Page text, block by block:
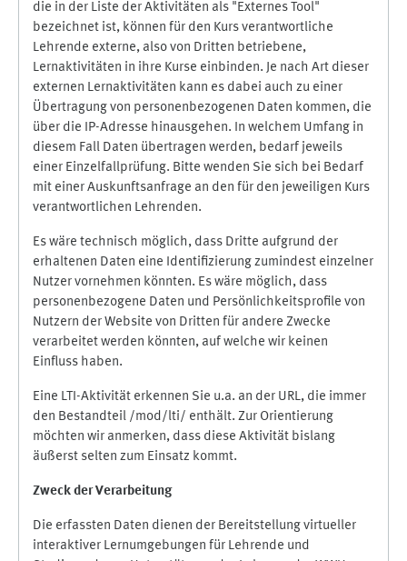
die in der Liste der Aktivitäten als "Externes Tool"
bezeichnet ist, können für den Kurs verantwortliche
Lehrende externe, also von Dritten betriebene,
Lernaktivitäten in ihre Kurse einbinden. Je nach Art dieser
externen Lernaktivitäten kann es dabei auch zu einer
Übertragung von personenbezogenen Daten kommen, die
über die IP-Adresse hinausgehen. In welchem Umfang in
diesem Fall Daten übertragen werden, bedarf jeweils
einer Einzelfallprüfung. Bitte wenden Sie sich bei Bedarf
mit einer Auskunftsanfrage an den für den jeweiligen Kurs
verantwortlichen Lehrenden.
Es wäre technisch möglich, dass Dritte aufgrund der
erhaltenen Daten eine Identifizierung zumindest einzelner
Nutzer vornehmen könnten. Es wäre möglich, dass
personenbezogene Daten und Persönlichkeitsprofile von
Nutzern der Website von Dritten für andere Zwecke
verarbeitet werden könnten, auf welche wir keinen
Einfluss haben.
Eine LTI-Aktivität erkennen Sie u.a. an der URL, die immer
den Bestandteil /mod/lti/ enthält. Zur Orientierung
möchten wir anmerken, dass diese Aktivität bislang
äußerst selten zum Einsatz kommt.
Zweck der Verarbeitung
Die erfassten Daten dienen der Bereitstellung virtueller
interaktiver Lernumgebungen für Lehrende und